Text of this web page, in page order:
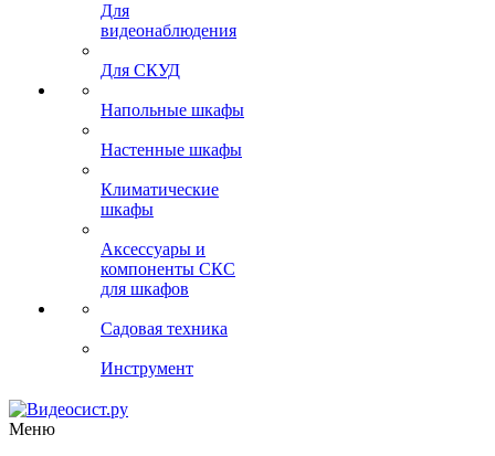
Для
видеонаблюдения
Для СКУД
Напольные шкафы
Настенные шкафы
Климатические
шкафы
Аксессуары и
компоненты СКС
для шкафов
Садовая техника
Инструмент
Меню